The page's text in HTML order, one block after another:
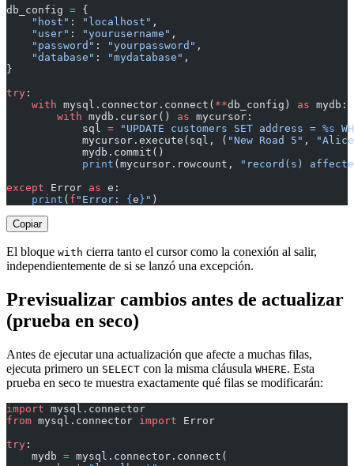
db_config = {
    "host"
: "localhost" ,
    "user"
: "yourusername" ,
    "password"
: "yourpassword" ,
    "database"
: "mydatabase" ,
}
try :
    with
mysql.connector.connect( **db_config) as mydb:
        with
mydb.cursor() as mycursor:
            sql
= "UPDATE customers SET address = %s
            mycursor.execute(sql, (
"New Road 5" ,
            mydb.commit()
            print
(mycursor.rowcount,
"record(s)
except Error as e:
    print
( f "Error: { e } " )
Copiar
El bloque with cierra tanto el cursor como la conexión al salir,
independientemente de si se lanzó una excepción.
Previsualizar cambios antes de actualizar
(prueba en seco)
Antes de ejecutar una actualización que afecte a muchas filas,
ejecuta primero un SELECT con la misma cláusula WHERE. Esta
prueba en seco te muestra exactamente qué filas se modificarán:
import mysql.connector
from mysql.connector import Error
try :
    mydb
= mysql.connector.connect(